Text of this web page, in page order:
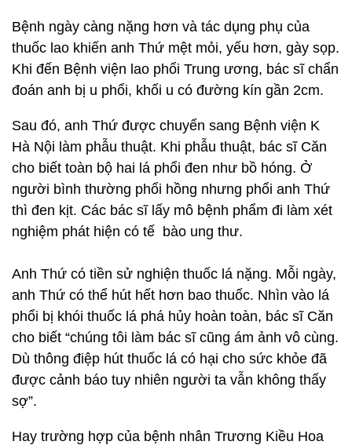
Bệnh ngày càng nặng hơn và tác dụng phụ của
thuốc lao khiến anh Thứ mệt mỏi, yếu hơn, gày sọp.
Khi đến Bệnh viện lao phổi Trung ương, bác sĩ chẩn
đoán anh bị u phổi, khối u có đường kín gần 2cm.
Sau đó, anh Thứ được chuyển sang Bệnh viện K
Hà Nội làm phẫu thuật. Khi phẫu thuật, bác sĩ Căn
cho biết toàn bộ hai lá phổi đen như bồ hóng. Ở
người bình thường phổi hồng nhưng phổi anh Thứ
thì đen kịt. Các bác sĩ lấy mô bệnh phẩm đi làm xét
nghiệm phát hiện có tế bào ung thư.
Anh Thứ có tiền sử nghiện thuốc lá nặng. Mỗi ngày,
anh Thứ có thể hút hết hơn bao thuốc. Nhìn vào lá
phổi bị khói thuốc lá phá hủy hoàn toàn, bác sĩ Căn
cho biết “chúng tôi làm bác sĩ cũng ám ảnh vô cùng.
Dù thông điệp hút thuốc lá có hại cho sức khỏe đã
được cảnh báo tuy nhiên người ta vẫn không thấy
sợ”.
Hay trường hợp của bệnh nhân Trương Kiều Hoa